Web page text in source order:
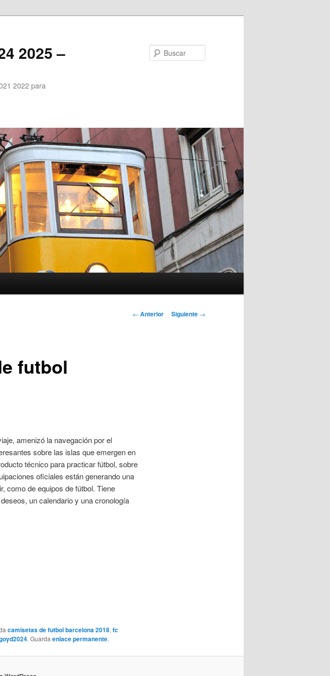
2025 –
2022 para
Navegación
← Anterior Siguiente →
futbol
amenizó la navegación por el
sobre las islas que emergen en
técnico para practicar fútbol, sobre
oficiales están generando una
como de equipos de fútbol. Tiene
un calendario y una cronología
camisetas de futbol barcelona 2018,fc
. Guardaenlace permanente.